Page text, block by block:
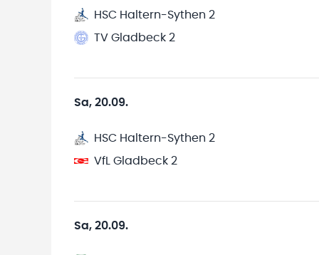
HSC Haltern-Sythen 2
TV Gladbeck 2
Sa, 20.09.
HSC Haltern-Sythen 2
VfL Gladbeck 2
Sa, 20.09.